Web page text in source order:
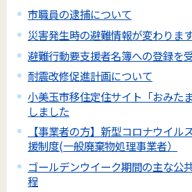
市職員の逮捕について
災害発生時の避難情報が変わります
避難行動要支援者名簿への登録を
耐震改修促進計画について
小美玉市移住定住サイト「おみた
しました
【事業者の方】新型コロナウイル
援制度(一般廃棄物処理事業者）
ゴールデンウイーク期間の主な公
程